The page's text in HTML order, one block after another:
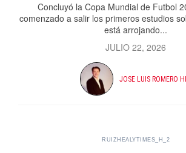
Concluyó la Copa Mundial de Futbol
comenzado a salir los primeros estudios
está arrojando...
JULIO 22, 2026
JOSE LUIS ROMERO
RUIZHEALYTIMES_H_2